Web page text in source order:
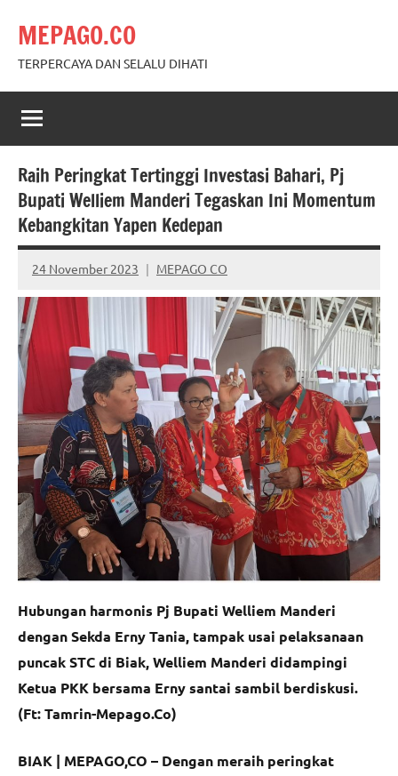
content
MEPAGO.CO
TERPERCAYA DAN SELALU DIHATI
Raih Peringkat Tertinggi Investasi Bahari, Pj
Bupati Welliem Manderi Tegaskan Ini Momentum
Kebangkitan Yapen Kedepan
24 November 2023 MEPAGO CO
No
comments
Hubungan harmonis Pj Bupati Welliem Manderi
dengan Sekda Erny Tania, tampak usai pelaksanaan
puncak STC di Biak, Welliem Manderi didampingi
Ketua PKK bersama Erny santai sambil berdiskusi.
(Ft: Tamrin-Mepago.Co)
BIAK | MEPAGO,CO – Dengan meraih peringkat